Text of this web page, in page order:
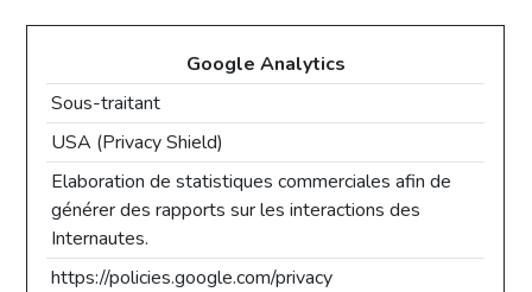
Google Analytics
Sous-traitant
USA (Privacy Shield)
Elaboration de statistiques commerciales afin de
générer des rapports sur les interactions des
Internautes.
https://policies.google.com/privacy